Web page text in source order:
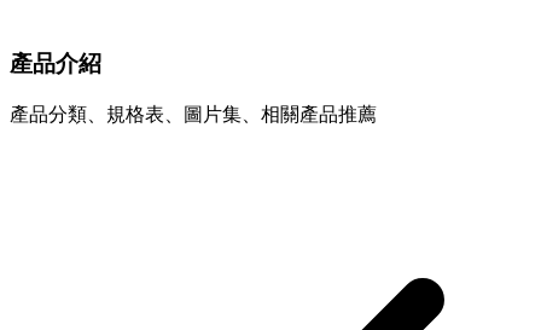
產品介紹
產品分類、規格表、圖片集、相關產品推薦